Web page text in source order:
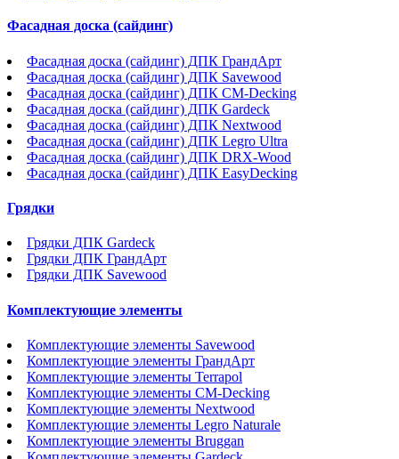
Фасадная доска (сайдинг)
Фасадная доска (сайдинг) ДПК ГрандАрт
Фасадная доска (сайдинг) ДПК Savewood
Фасадная доска (сайдинг) ДПК CM-Decking
Фасадная доска (сайдинг) ДПК Gardeck
Фасадная доска (сайдинг) ДПК Nextwood
Фасадная доска (сайдинг) ДПК Legro Ultra
Фасадная доска (сайдинг) ДПК DRX-Wood
Фасадная доска (сайдинг) ДПК EasyDecking
Грядки
Грядки ДПК Gardeck
Грядки ДПК ГрандАрт
Грядки ДПК Savewood
Комплектующие элементы
Комплектующие элементы Savewood
Комплектующие элементы ГрандАрт
Комплектующие элементы Terrapol
Комплектующие элементы CM-Decking
Комплектующие элементы Nextwood
Комплектующие элементы Legro Naturale
Комплектующие элементы Bruggan